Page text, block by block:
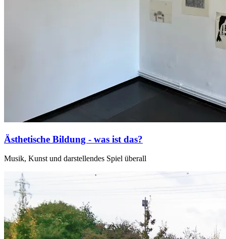
Ästhetische Bildung - was ist das?
Musik, Kunst und darstellendes Spiel überall